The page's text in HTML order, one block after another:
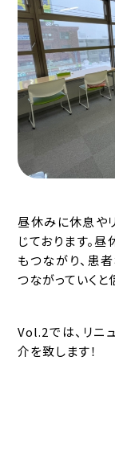
昼休みに休息や
じております。
もつながり、患
つながっていくと
Vol.2では、リニ
介を致します！